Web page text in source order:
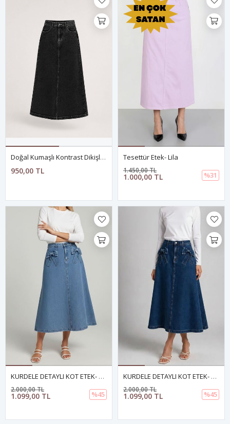
Doğal Kumaşlı Kontrast Dikişli Kot Etek ANTRASİT
950,00 TL
Tesettür Etek- Lila
1.000,00 TL
1.450,00 TL
%31
KURDELE DETAYLI KOT ETEK- AÇIK MAVİ
1.099,00 TL
2.000,00 TL
%45
KURDELE DETAYLI KOT ETEK- MAVİ
1.099,00 TL
2.000,00 TL
%45